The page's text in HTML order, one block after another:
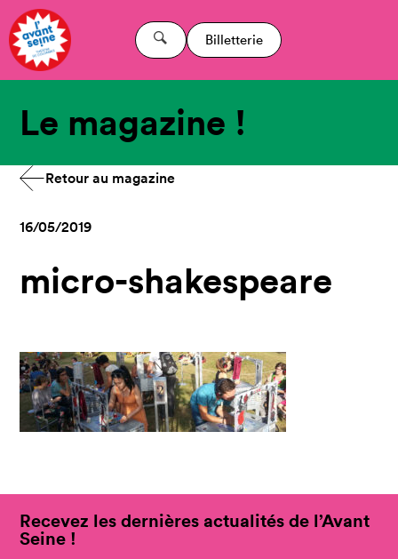
Billetterie
Le magazine !
Retour au magazine
16/05/2019
micro-shakespeare
Recevez les dernières actualités de l’Avant
Seine !